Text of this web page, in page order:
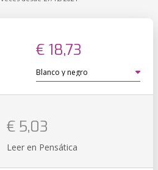
€ 18,73
€ 5,03
Leer en Pensática